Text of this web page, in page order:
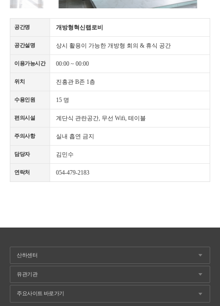
공간명 개방형혁신랩로비
공간설명 상시 활용이 가능한 개방형 회의 & 휴식 공간
이용가능시간 00:00 ~ 00:00
위치 진흥관 B존 1층
수용인원 15 명
편의시설 계단식 관란공간, 무선 Wifi, 테이블
주의사항 실내 흡연 금지
담당자 김민수
연락처 054-479-2183